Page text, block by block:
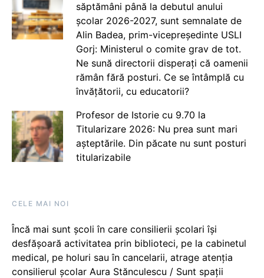
săptămâni până la debutul anului
școlar 2026-2027, sunt semnalate de
Alin Badea, prim-vicepreședinte USLI
Gorj: Ministerul o comite grav de tot.
Ne sună directorii disperați că oamenii
rămân fără posturi. Ce se întâmplă cu
învățătorii, cu educatorii?
Profesor de Istorie cu 9.70 la
Titularizare 2026: Nu prea sunt mari
așteptările. Din păcate nu sunt posturi
titularizabile
CELE MAI NOI
Încă mai sunt școli în care consilierii școlari își
desfășoară activitatea prin biblioteci, pe la cabinetul
medical, pe holuri sau în cancelarii, atrage atenția
consilierul școlar Aura Stănculescu / Sunt spații